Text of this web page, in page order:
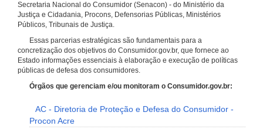
Secretaria Nacional do Consumidor (Senacon) - do Ministério da
Justiça e Cidadania, Procons, Defensorias Públicas, Ministérios
Públicos, Tribunais de Justiça.
Essas parcerias estratégicas são fundamentais para a
concretização dos objetivos do Consumidor.gov.br, que fornece ao
Estado informações essenciais à elaboração e execução de políticas
públicas de defesa dos consumidores.
Órgãos que gerenciam e/ou monitoram o Consumidor.gov.br:
AC - Diretoria de Proteção e Defesa do Consumidor -
Procon Acre